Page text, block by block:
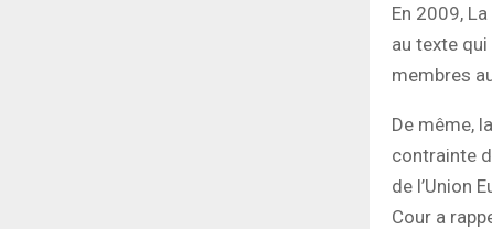
En 2009,
au texte
membres
De même,
contrainte
de l’Union
Cour a